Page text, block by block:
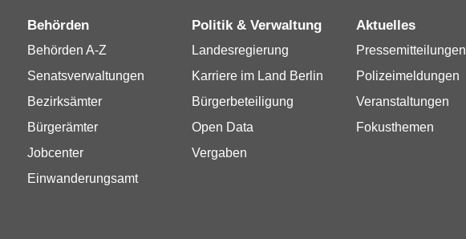
Behörden
Behörden A-Z
Senatsverwaltungen
Bezirksämter
Bürgerämter
Jobcenter
Einwanderungsamt
Politik & Verwaltung
Landesregierung
Karriere im Land Berlin
Bürgerbeteiligung
Open Data
Vergaben
Aktuelles
Pressemitteilungen
Polizeimeldungen
Veranstaltungen
Fokusthemen